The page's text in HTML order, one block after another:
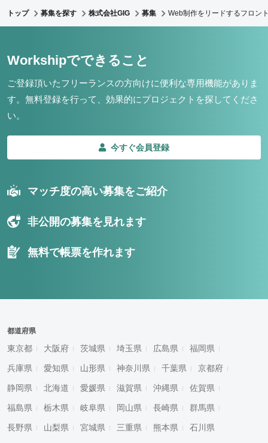
トップ 募集を探す 株式会社GIG 募集 Web制作をリードするフロン
Workshipでできること
ご登録頂いたフリーランスの方向けに便利な専用機能がありま
す。 無料登録を行って、効果的にプロジェクトを探してくださ
い。
今すぐ会員登録
マッチ度の高い募集をご紹介
非公開の募集を見れます
無料で帳票を作れます
都道府県
東京都 大阪府 茨城県 埼玉県 広島県 福岡県
兵庫県 愛知県 山形県 神奈川県 千葉県 京都府
静岡県 北海道 愛媛県 滋賀県 沖縄県 佐賀県
福島県 栃木県 岐阜県 岡山県 長崎県 群馬県
長野県 山梨県 宮城県 三重県 熊本県 石川県